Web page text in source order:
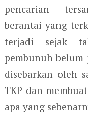
pencarian
berantai yang
terjadi sejak
pembunuh
disebarkan oleh
TKP dan
apa yang